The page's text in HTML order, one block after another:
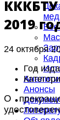
Все
Анонсы
2019
24 октября
Год
О